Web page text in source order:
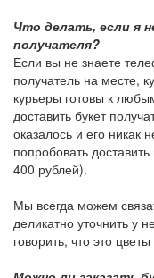
Что делать, если я
получателя?
Если вы не знаете
получатель на месте,
курьеры готовы к
доставить букет
оказалось и его
попробовать
400 рублей).
Мы всегда можем
деликатно уточнить у
говорить, что это